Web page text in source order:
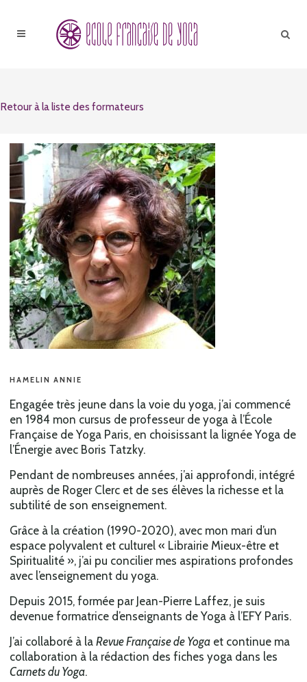
Retour à la liste des formateurs
HAMELIN ANNIE
Engagée très jeune dans la voie du yoga, j’ai commencé
en 1984 mon cursus de professeur de yoga à l’École
Française de Yoga Paris, en choisissant la lignée Yoga de
l’Énergie avec Boris Tatzky.
Pendant de nombreuses années, j’ai approfondi, intégré
auprès de Roger Clerc et de ses élèves la richesse et la
subtilité de son enseignement.
Grâce à la création (1990-2020), avec mon mari d’un
espace polyvalent et culturel « Librairie Mieux-être et
Spiritualité », j’ai pu concilier mes aspirations profondes
avec l’enseignement du yoga.
Depuis 2015, formée par Jean-Pierre Laffez, je suis
devenue formatrice d’enseignants de Yoga à l’EFY Paris.
J’ai collaboré à la Revue Française de Yoga et continue ma
collaboration à la rédaction des fiches yoga dans les
Carnets du Yoga.